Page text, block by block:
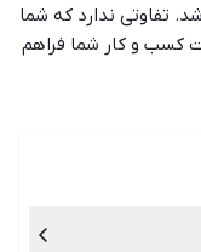
تفاوتی ندارد که شما
کسب و کار شما فراهم
شیپور را بررسی